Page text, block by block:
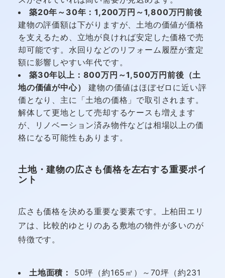
築20年～30年：1,200万円～1,800万円前後
建物の評価額は下がりますが、土地の価値が価格
を支えるため、立地が良ければ安定した価格で売
却可能です。水回りなどのリフォーム履歴が査定
額に影響しやすい年代です。
築30年以上：800万円～1,500万円前後（土
地の価値が中心）
建物の価値はほぼゼロに近い評
価となり、主に「土地の価格」で取引されます。
解体して更地として売却するケースも増えます
が、リノベーション済み物件などは相場以上の価
格になる可能性もあります。
土地・建物の広さも価格を左右する重要ポイ
ント
広さも価格を決める重要な要素です。上柏田エリ
アは、比較的ゆとりのある敷地の物件が多いのが
特徴です。
土地面積：
50坪（約165㎡）～70坪（約231